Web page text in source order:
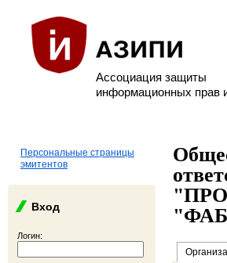
Ассоциация защиты
информационных прав
Персональные страницы
эмитентов
Вход
Логин: